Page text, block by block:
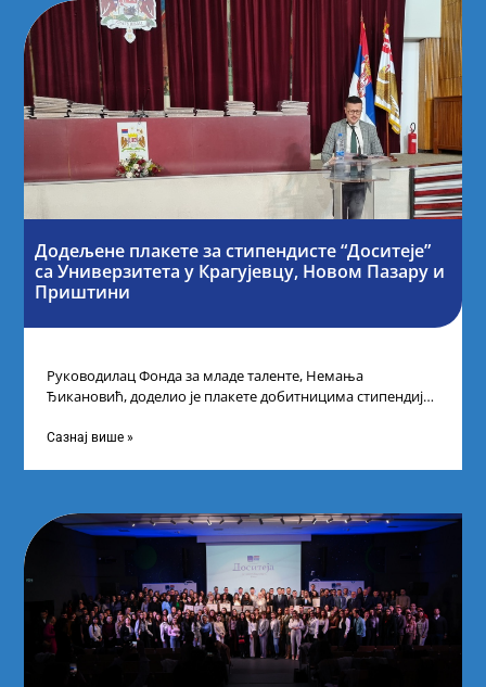
Додељене плакете за стипендисте “Доситеје”
са Универзитета у Крагујевцу, Новом Пазару и
Приштини
Руководилац Фонда за младе таленте, Немања
Ђикановић, доделио је плакете добитницима стипендије
Сазнај више »